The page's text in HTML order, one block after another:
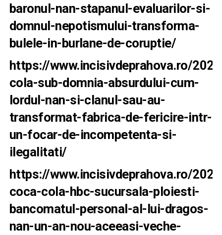
baronul-nan-stapanul-evaluarilor-si-
domnul-nepotismului-transforma-
bulele-in-burlane-de-coruptie/
https://www.incisivdeprahova.ro/
cola-sub-domnia-absurdului-cum-
lordul-nan-si-clanul-sau-au-
transformat-fabrica-de-fericire-intr-
un-focar-de-incompetenta-si-
ilegalitati/
https://www.incisivdeprahova.ro/
coca-cola-hbc-sucursala-ploiesti-
bancomatul-personal-al-lui-dragos-
nan-un-an-nou-aceeasi-veche-